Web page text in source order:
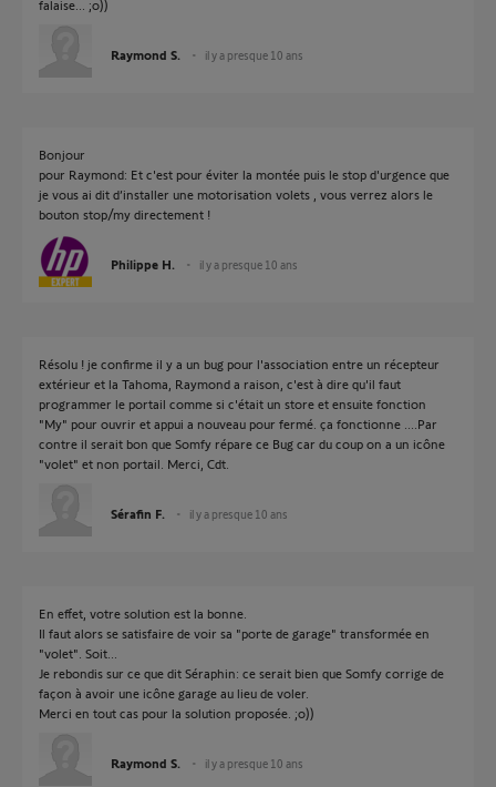
falaise... ;o))
Raymond S. il y a presque 10 ans
Bonjour
pour Raymond: Et c'est pour éviter la montée puis le stop d'urgence que
je vous ai dit d’installer une motorisation volets , vous verrez alors le
bouton stop/my directement !
Philippe H. il y a presque 10 ans
Résolu ! je confirme il y a un bug pour l'association entre un récepteur
extérieur et la Tahoma, Raymond a raison, c'est à dire qu'il faut
programmer le portail comme si c'était un store et ensuite fonction
"My" pour ouvrir et appui a nouveau pour fermé. ça fonctionne ....Par
contre il serait bon que Somfy répare ce Bug car du coup on a un icône
"volet" et non portail. Merci, Cdt.
Sérafin F. il y a presque 10 ans
En effet, votre solution est la bonne.
Il faut alors se satisfaire de voir sa "porte de garage" transformée en
"volet". Soit...
Je rebondis sur ce que dit Séraphin: ce serait bien que Somfy corrige de
façon à avoir une icône garage au lieu de voler.
Merci en tout cas pour la solution proposée. ;o))
Raymond S. il y a presque 10 ans